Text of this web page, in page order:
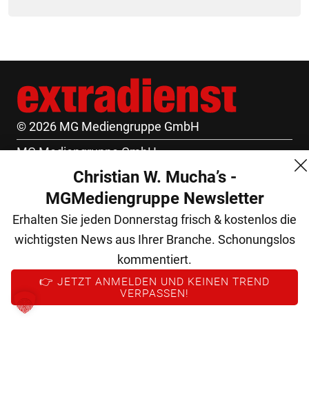
© 2026 MG Mediengruppe GmbH
MG Mediengruppe GmbH
Burgring 1/7
1010 Wien
+43 (1) 522 14 14
office@mgmedien.at
Kontakt
AGB
Christian W. Mucha’s -
MGMediengruppe Newsletter
Erhalten Sie jeden Donnerstag frisch & kostenlos die
wichtigsten News aus Ihrer Branche. Schonungslos
kommentiert.
👉 JETZT ANMELDEN UND KEINEN TREND
VERPASSEN!